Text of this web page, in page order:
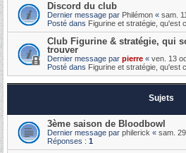
Discord du club
Dernier message par Philémon « sam.
Posté dans Figurine et stratégie, qu'est
Club Figurine & stratégie, qui
trouver
Dernier message par pierre « ven. 13
Posté dans Figurine et stratégie, qu'est
Sujets
3ème saison de Bloodbowl
Dernier message par philerick « sam.
Réponses : 1